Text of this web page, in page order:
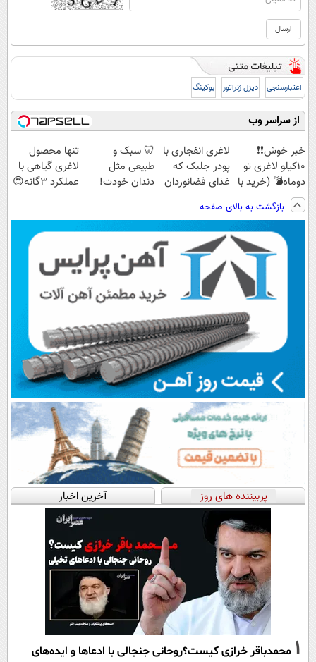
اعتبارسنجی دیزل ژنراتور بوکینگ
از سراسر وب
خبر خوش❗❗
10کیلو لاغری تو
دوماه💣 (خرید با
تخفیف🔥)
لاغری انفجاری با
پودر جلبک که
غذای فضانوردان
همراه پک هدیه)
🦷 سبک و
طبیعی مثل
دندان خودت!
💳 📍 تهران
تنها محصول
لاغری گیاهی با
عملکرد 3گانه😍
بازگشت به بالای صفحه
پربیننده های روز آخرین اخبار
1 محمدباقر خرازی کیست؟روحانی جنجالی با ادعاها و ایده‌های